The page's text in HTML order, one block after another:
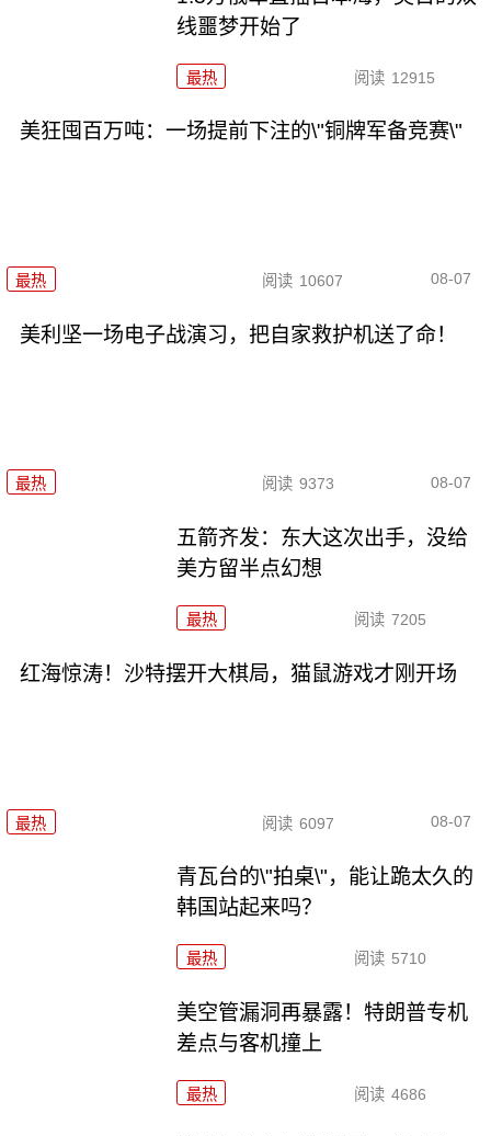
线噩梦开始了
最热 阅读 12915
美狂囤百万吨：一场提前下注的\"铜牌军备竞赛\"
最热 阅读 10607 08-07
美利坚一场电子战演习，把自家救护机送了命！
最热 阅读 9373 08-07
五箭齐发：东大这次出手，没给
美方留半点幻想
最热 阅读 7205
红海惊涛！沙特摆开大棋局，猫鼠游戏才刚开场
最热 阅读 6097 08-07
青瓦台的\"拍桌\"，能让跪太久的
韩国站起来吗？
最热 阅读 5710
美空管漏洞再暴露！特朗普专机
差点与客机撞上
最热 阅读 4686